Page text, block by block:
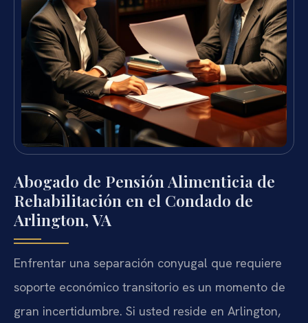
Abogado de Pensión Alimenticia de
Rehabilitación en el Condado de
Arlington, VA
Enfrentar una separación conyugal que requiere
soporte económico transitorio es un momento de
gran incertidumbre. Si usted reside en Arlington,